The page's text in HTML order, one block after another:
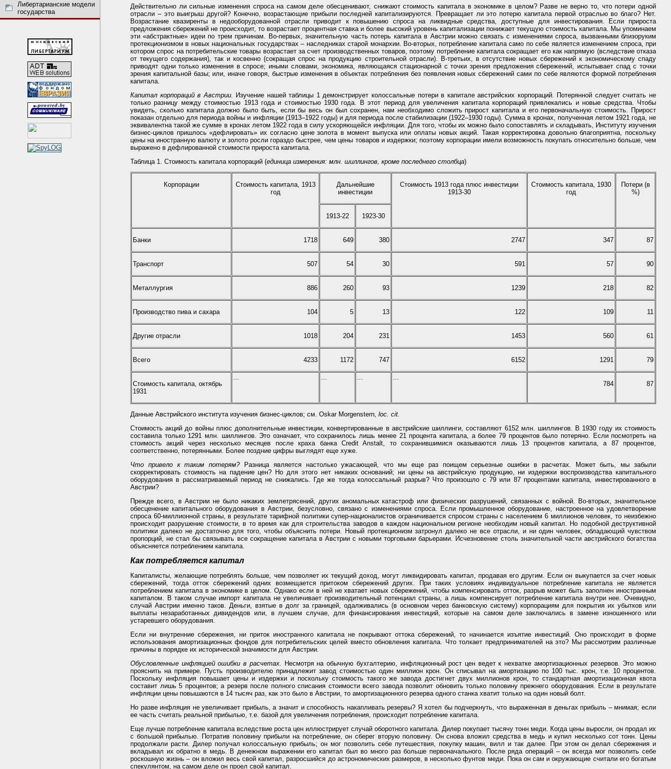
Либертарианские модели
государства
Действительно ли сильные изменения спроса на самом деле обесценивают, снижают стоимость капитала в экономике в целом? Разве не верно то, что потери одной
отрасли – это выигрыш другой? Конечно, возрастающие прибыли последней капитализируются. Превращает ли это потерю капитала первой отраслью во благо? Нет.
Возрастание квазиренты в недооборудованной отрасли приводит к повышению спроса на ликвидные средства, доступные для инвестирования. Если прироста
предложения сбережений не происходит, то возрастает процентная ставка и более высокий уровень капитализации понижает текущую стоимость капитала. Мы упоминаем
эти «абстрактные» идеи по трем причинам. Во-первых, значительную часть потерь капитала в Австрии можно связать с изменениями спроса, вызванными близоруким
протекционизмом в новых национальных государствах – наследниках старой монархии. Во-вторых, потребление капитала само по себе является изменением спроса, при
котором спрос на потребительские товары возрастает за счет производственных товаров, поэтому потребление капитала сокращает его как напрямую (вследствие отказа
от текущего содержания), так и косвенно (сокращая спрос на продукцию строительной отрасли). В-третьих, в отсутствие новых сбережений к экономическому спаду
приводят одни только изменения в спросе; иными словами, экономика, являющаяся стационарной с точки зрения предложения сбережений, испытывает спад с точки
зрения капитальной базы; или, иначе говоря, быстрые изменения в объектах потребления без появления новых сбережений сами по себе являются формой потребления
капитала.
Капитал корпораций в Австрии. Изучение нашей таблицы 1 демонстрирует колоссальные потери в капитале австрийских корпораций. Потерянной следует считать не
только разницу между стоимостью 1913 года и стоимостью 1930 года. В этот период для увеличения капитала корпораций привлекались и новые средства. Чтобы
увидеть, сколько капитала должно было быть, если бы весь он был сохранен, нам необходимо сложить прирост капитала и его первоначальную стоимость. Прирост
показан отдельно для периода войны и инфляции (1913–1922 годы) и для периода после стабилизации (1922–1930 годы). Сумма в кронах, полученная летом 1921 года, не
эквивалентна такой же сумме в кронах летом 1922 года в силу ускоряющейся инфляции. Для того, чтобы их можно было сопоставлять и складывать, Институту изучения
бизнес-циклов пришлось «дефлировать» их согласно цене золота в момент выпуска или оплаты новых акций. Такая корректировка довольно благоприятна, поскольку
цены на иностранную валюту и золото росли гораздо быстрее, чем цены товаров и издержки; поэтому корпорации имели возможность покупать относительно больше, чем
выражено в дефлированной стоимости прироста капитала.
Таблица 1. Стоимость капитала корпораций (единица измерения: млн. шиллингов, кроме последнего столбца)
Корпорации
Стоимость капитала, 1913
год
Дальнейшие
инвестиции
Стоимость 1913 года плюс инвестиции
1913-30
Стоимость капитала, 1930
год
Потери (в
%)
1913-22 1923-30
Банки 1718 649 380 2747 347 87
Транспорт 507 54 30 591 57 90
Металлургия 886 260 93 1239 218 82
Производство пива и сахара 104 5 13 122 109 11
Другие отрасли 1018 204 231 1453 560 61
Всего 4233 1172 747 6152 1291 79
Стоимость капитала, октябрь
1931
... ... ...
...
784
87
Данные Австрийского института изучения бизнес-циклов; см. Oskar Morgenstern, loc. cit.
Стоимость акций до войны плюс дополнительные инвестиции, конвертированные в австрийские шиллинги, составляют 6152 млн. шиллингов. В 1930 году их стоимость
составила только 1291 млн. шиллингов. Это означает, что сохранилось лишь менее 21 процента капитала, а более 79 процентов было потеряно. Если посмотреть на
стоимость акций через несколько месяцев после краха банка Credit Anstalt, то сохранившимися оказываются лишь 13 процентов капитала, а 87 процентов,
соответственно, потерянными. Более поздние цифры выглядят еще хуже.
Что привело к таким потерям?Разница является настолько ужасающей, что мы еще раз поищем серьезные ошибки в расчетах. Может быть, мы забыли
скорректировать стоимость на падение цен? Но для этого нет никаких оснований; ни цены на австрийскую продукцию, ни издержки воспроизводства капитального
оборудования в рассматриваемый период не снижались. Где же тогда колоссальный разрыв? Что произошло с 79 или 87 процентами капитала, инвестированного в
Австрии?
Прежде всего, в Австрии не было никаких землетрясений, других аномальных катастроф или физических разрушений, связанных с войной. Во-вторых, значительное
обесценение капитального оборудования в Австрии, безусловно, связано с изменениями спроса. Если промышленное оборудование, настроенное на удовлетворение
спроса 60-миллионной страны, в результате тарифной политики супер-националистов ограничивается спросом страны с населением 6 миллионов человек, то неизбежно
происходит разрушение стоимости, в то время как для строительства заводов в каждом национальном регионе необходим новый капитал. Но подобной деструктивной
политики далеко не достаточно для того, чтобы объяснить потери. Новый протекционизм затронул далеко не все отрасли, и ни один человек, обладающий чувством
пропорций, не стал бы связывать все сокращение капитала в Австрии с новыми торговыми барьерами. Исчезновение столь значительной части австрийского богатства
объясняется потреблением капитала.
Как потребляется капитал
Капиталисты, желающие потреблять больше, чем позволяет их текущий доход, могут ликвидировать капитал, продавая его другим. Если он выкупается за счет новых
сбережений, тогда отток сбережений одних возмещается притоком сбережений других. При таких условиях индивидуальное потребление капитала не является
потреблением капитала в экономике в целом. Однако если в ней не хватает новых сбережений, чтобы компенсировать отток, разрыв может быть заполнен иностранным
капиталом. В таком случае импорт капитала не увеличивает производительный потенциал страны, а лишь компенсирует потребление капитала внутри нее. Очевидно,
случай Австрии именно таков. Деньги, взятые в долг за границей, одалживались (в основном через банковскую систему) корпорациям для покрытия их убытков или
выплаты незаработанных дивидендов или, в лучшем случае, для финансирования инвестиций, которые на самом деле заключались в замене изношенного или
устаревшего оборудования.
Если ни внутренние сбережения, ни приток иностранного капитала не покрывают оттока сбережений, то начинается изъятие инвестиций. Оно происходит в форме
использования амортизационных фондов для потребительских целей вместо обновления капитала. Что толкает предпринимателей на это? Мы рассмотрим различные
причины в порядке их исторической значимости для Австрии.
Обусловленные инфляцией ошибки в расчетах.
Несмотря на обычную бухгалтерию, инфляционный рост цен ведет к нехватке амортизационных резервов. Это можно
прояснить на примере. Пусть производителю принадлежит завод стоимостью один миллион крон. Он списывал на амортизацию по 100 тыс. крон, т.е. 10 процентов.
Поскольку инфляция повышает цены и издержки и поскольку стоимость такого же завода достигнет двух миллионов крон, то стандартная амортизационная квота
составит лишь 5 процентов; а резерв после полного списания стоимости всего завода позволит обновить только половину прежнего оборудования. Если в результате
инфляции цены повышаются в 14 тысяч раз, как это было в Австрии, то амортизационного резерва одного станка хватит только на один новый болт.
Но разве инфляция не увеличивает прибыль, а значит и способность накапливать резервы? Я хотел бы подчеркнуть, что выраженная в деньгах прибыль – мнимая; если
ее часть считать реальной прибылью, т.е. базой для увеличения потребления, происходит потребление капитала.
Еще лучше потребление капитала вследствие роста цен иллюстрирует случай оборотного капитала. Дилер покупает тысячу тонн меди. Когда цены выросли, он продал их
с большой прибылью. Потратив половину прибыли на потребление, он сберег вторую половину. Он снова вложил средства в медь и купил несколько сот тонн. Цены
продолжали расти. Дилер получал колоссальную прибыль; он мог позволить себе путешествия, покупку машин, вилл и так далее. При этом он делал сбережения и
вкладывал их обратно в медь. В денежном выражении его капитал был во много раз больше первоначального. После ряда операций – он всегда мог позволить себе
роскошную жизнь – он вложил весь свой капитал, разросшийся до астрономических размеров, в несколько фунтов меди. Пока он сам и окружающие считали его богатым
спекулянтом, на самом деле он проел свой капитал.